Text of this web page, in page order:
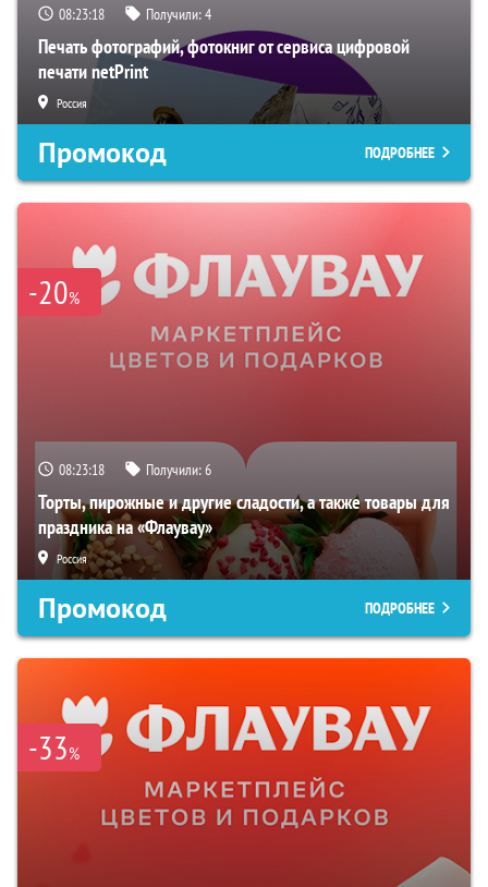
08:23:17 Получили:4
Печать фотографий, фотокниг от сервиса цифровой
печати netPrint
Россия
Промокод ПОДРОБНЕЕ
-20%
08:23:17 Получили:6
Торты, пирожные и другие сладости, а также товары для
праздника на «Флаувау»
Россия
Промокод ПОДРОБНЕЕ
-33%